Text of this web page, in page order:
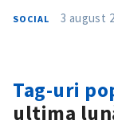
SOCIAL 3 august
Tag-uri
ultima